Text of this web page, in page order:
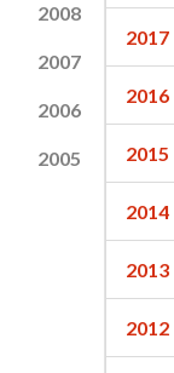
2008
2007
2006
2005
2017
2016
2015
2014
2013
2012